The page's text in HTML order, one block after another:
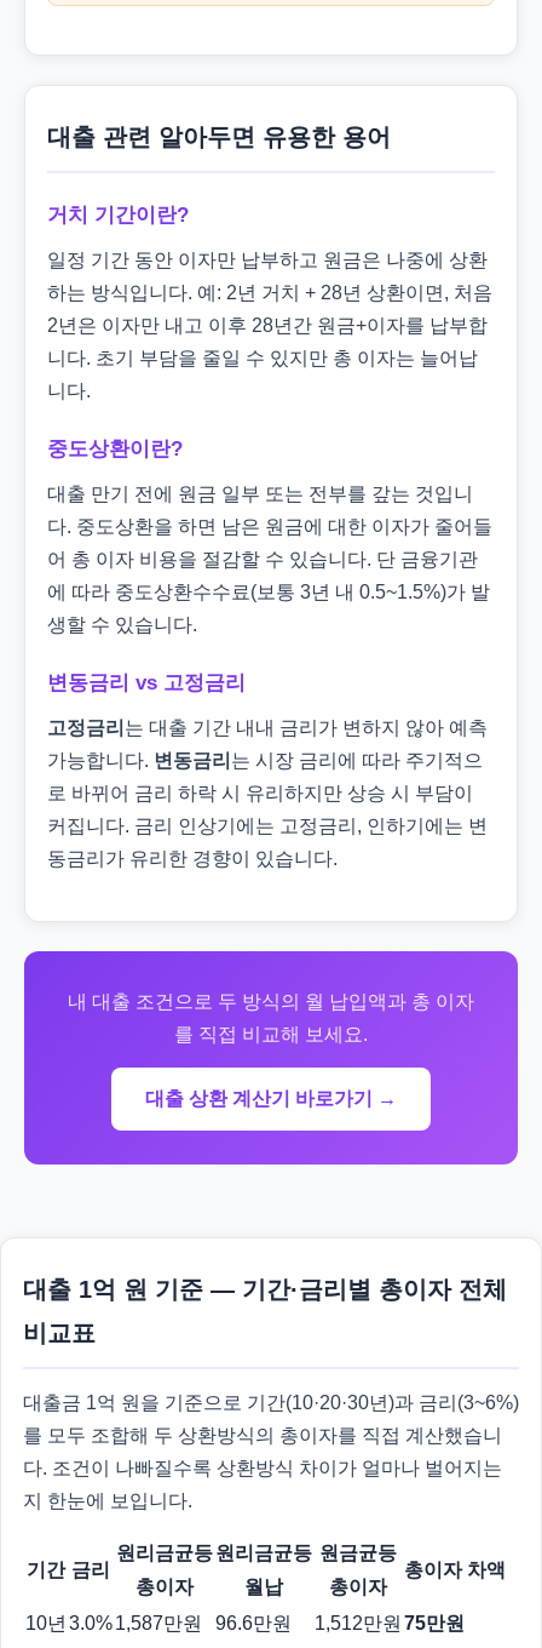
대출 관련 알아두면 유용한 용어
거치 기간이란?
일정 기간 동안 이자만 납부하고 원금은 나중에 상환
하는 방식입니다. 예: 2년 거치 + 28년 상환이면, 처음
2년은 이자만 내고 이후 28년간 원금+이자를 납부합
니다. 초기 부담을 줄일 수 있지만 총 이자는 늘어납
니다.
중도상환이란?
대출 만기 전에 원금 일부 또는 전부를 갚는 것입니
다. 중도상환을 하면 남은 원금에 대한 이자가 줄어들
어 총 이자 비용을 절감할 수 있습니다. 단 금융기관
에 따라 중도상환수수료(보통 3년 내 0.5~1.5%)가 발
생할 수 있습니다.
변동금리 vs 고정금리
고정금리 는 대출 기간 내내 금리가 변하지 않아 예측
가능합니다. 변동금리 는 시장 금리에 따라 주기적으
로 바뀌어 금리 하락 시 유리하지만 상승 시 부담이
커집니다. 금리 인상기에는 고정금리, 인하기에는 변
동금리가 유리한 경향이 있습니다.
내 대출 조건으로 두 방식의 월 납입액과 총 이자
를 직접 비교해 보세요.
대출 상환 계산기 바로가기 →
대출 1억 원 기준 — 기간·금리별 총이자 전체
비교표
대출금 1억 원을 기준으로 기간(10·20·30년)과 금리(3~6%)
를 모두 조합해 두 상환방식의 총이자를 직접 계산했습니
다. 조건이 나빠질수록 상환방식 차이가 얼마나 벌어지는
지 한눈에 보입니다.
기간 금리
원리금균등
총이자
원리금균등
월납
원금균등
총이자
총이자 차액
10년 3.0%1,587만원 96.6만원 1,512만원 75만원